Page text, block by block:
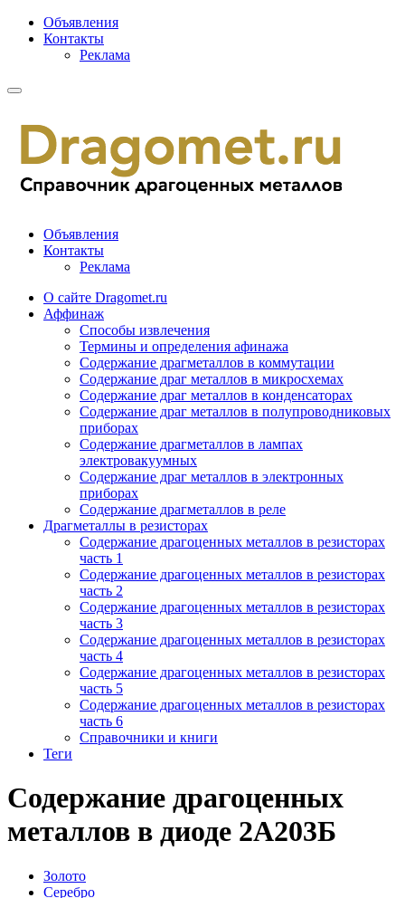
Объявления
Контакты
Реклама
Объявления
Контакты
Реклама
О сайте Dragomet.ru
Аффинаж
Способы извлечения
Термины и определения афинажа
Содержание драгметаллов в коммутации
Содержание драг металлов в микросхемах
Содержание драг металлов в конденсаторах
Содержание драг металлов в полупроводниковых
приборах
Содержание драгметаллов в лампах
электровакуумных
Содержание драг металлов в электронных
приборах
Содержание драгметаллов в реле
Драгметаллы в резисторах
Содержание драгоценных металлов в резисторах
часть 1
Содержание драгоценных металлов в резисторах
часть 2
Содержание драгоценных металлов в резисторах
часть 3
Содержание драгоценных металлов в резисторах
часть 4
Содержание драгоценных металлов в резисторах
часть 5
Содержание драгоценных металлов в резисторах
часть 6
Справочники и книги
Теги
Содержание драгоценных
металлов в диоде 2А203Б
Золото
Серебро